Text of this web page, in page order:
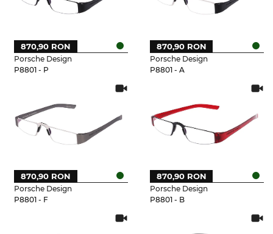
Porsche Design
P8801 - P
870,90 RON
Porsche Design
P8801 - A
870,90 RON
Porsche Design
P8801 - F
870,90 RON
Porsche Design
P8801 - B
870,90 RON